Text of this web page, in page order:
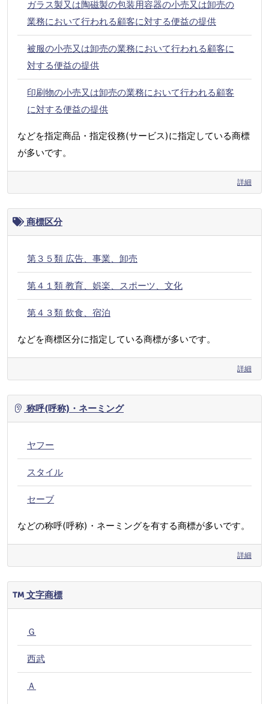
ガラス製又は陶磁製の包装用容器の小売又は卸売の
業務において行われる顧客に対する便益の提供
被服の小売又は卸売の業務において行われる顧客に
対する便益の提供
印刷物の小売又は卸売の業務において行われる顧客
に対する便益の提供
などを指定商品・指定役務(サービス)に指定している商標
が多いです。
詳細
商標区分
第３５類 広告、事業、卸売
第４１類 教育、娯楽、スポーツ、文化
第４３類 飲食、宿泊
などを商標区分に指定している商標が多いです。
詳細
称呼(呼称)・ネーミング
ヤフー
スタイル
セーブ
などの称呼(呼称)・ネーミングを有する商標が多いです。
詳細
文字商標
Ｇ
西武
Ａ